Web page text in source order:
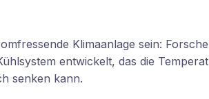
Klimaanlage sein:
entwickelt, das die
senken kann.